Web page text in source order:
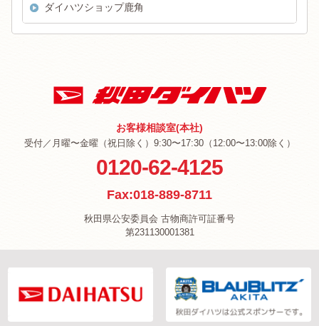
ダイハツショップ鹿角
お客様相談室(本社)
受付／月曜〜金曜（祝日除く）9:30〜17:30（12:00〜13:00除く）
0120-62-4125
Fax:018-889-8711
秋田県公安委員会 古物商許可証番号
第231130001381